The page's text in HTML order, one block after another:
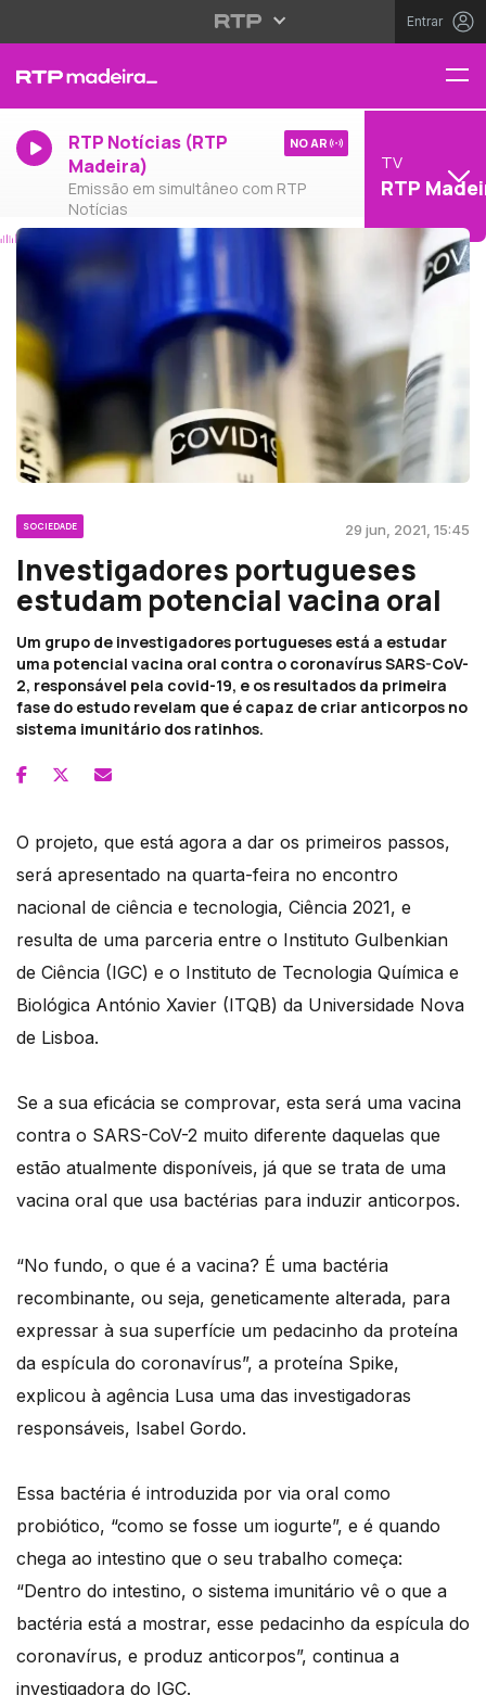
Entrar
RTP Notícias (RTP
Madeira)
Emissão em simultâneo com RTP
Notícias
NO AR
TV
RTP
SOCIEDADE 29 jun, 2021, 15:45
Investigadores portugueses
estudam potencial vacina oral
Um grupo de investigadores portugueses está a estudar
uma potencial vacina oral contra o coronavírus SARS-CoV-
2, responsável pela covid-19, e os resultados da primeira
fase do estudo revelam que é capaz de criar anticorpos no
sistema imunitário dos ratinhos.
O projeto, que está agora a dar os primeiros passos,
será apresentado na quarta-feira no encontro
nacional de ciência e tecnologia, Ciência 2021, e
resulta de uma parceria entre o Instituto Gulbenkian
de Ciência (IGC) e o Instituto de Tecnologia Química e
Biológica António Xavier (ITQB) da Universidade Nova
de Lisboa.
Se a sua eficácia se comprovar, esta será uma vacina
contra o SARS-CoV-2 muito diferente daquelas que
estão atualmente disponíveis, já que se trata de uma
vacina oral que usa bactérias para induzir anticorpos.
“No fundo, o que é a vacina? É uma bactéria
recombinante, ou seja, geneticamente alterada, para
expressar à sua superfície um pedacinho da proteína
da espícula do coronavírus”, a proteína Spike,
explicou à agência Lusa uma das investigadoras
responsáveis, Isabel Gordo.
Essa bactéria é introduzida por via oral como
probiótico, “como se fosse um iogurte”, e é quando
chega ao intestino que o seu trabalho começa:
“Dentro do intestino, o sistema imunitário vê o que a
bactéria está a mostrar, esse pedacinho da espícula do
coronavírus, e produz anticorpos”, continua a
investigadora do IGC.